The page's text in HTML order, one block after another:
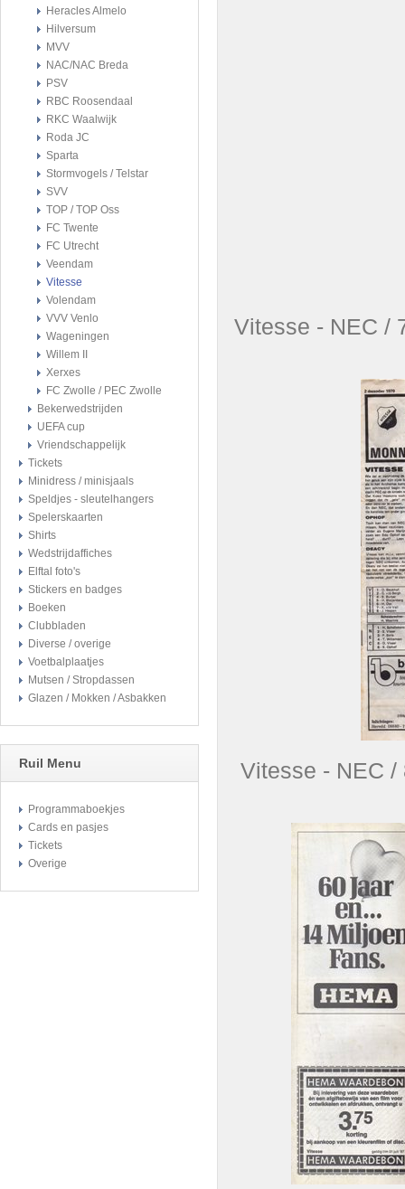
Heracles Almelo
Hilversum
MVV
NAC/NAC Breda
PSV
RBC Roosendaal
RKC Waalwijk
Roda JC
Sparta
Stormvogels / Telstar
SVV
TOP / TOP Oss
FC Twente
FC Utrecht
Veendam
Vitesse
Volendam
VVV Venlo
Wageningen
Willem II
Xerxes
FC Zwolle / PEC Zwolle
Bekerwedstrijden
UEFA cup
Vriendschappelijk
Tickets
Minidress / minisjaals
Speldjes - sleutelhangers
Spelerskaarten
Shirts
Wedstrijdaffiches
Elftal foto's
Stickers en badges
Boeken
Clubbladen
Diverse / overige
Voetbalplaatjes
Mutsen / Stropdassen
Glazen / Mokken / Asbakken
Ruil Menu
Programmaboekjes
Cards en pasjes
Tickets
Overige
Vitesse - NEC
Vitesse -